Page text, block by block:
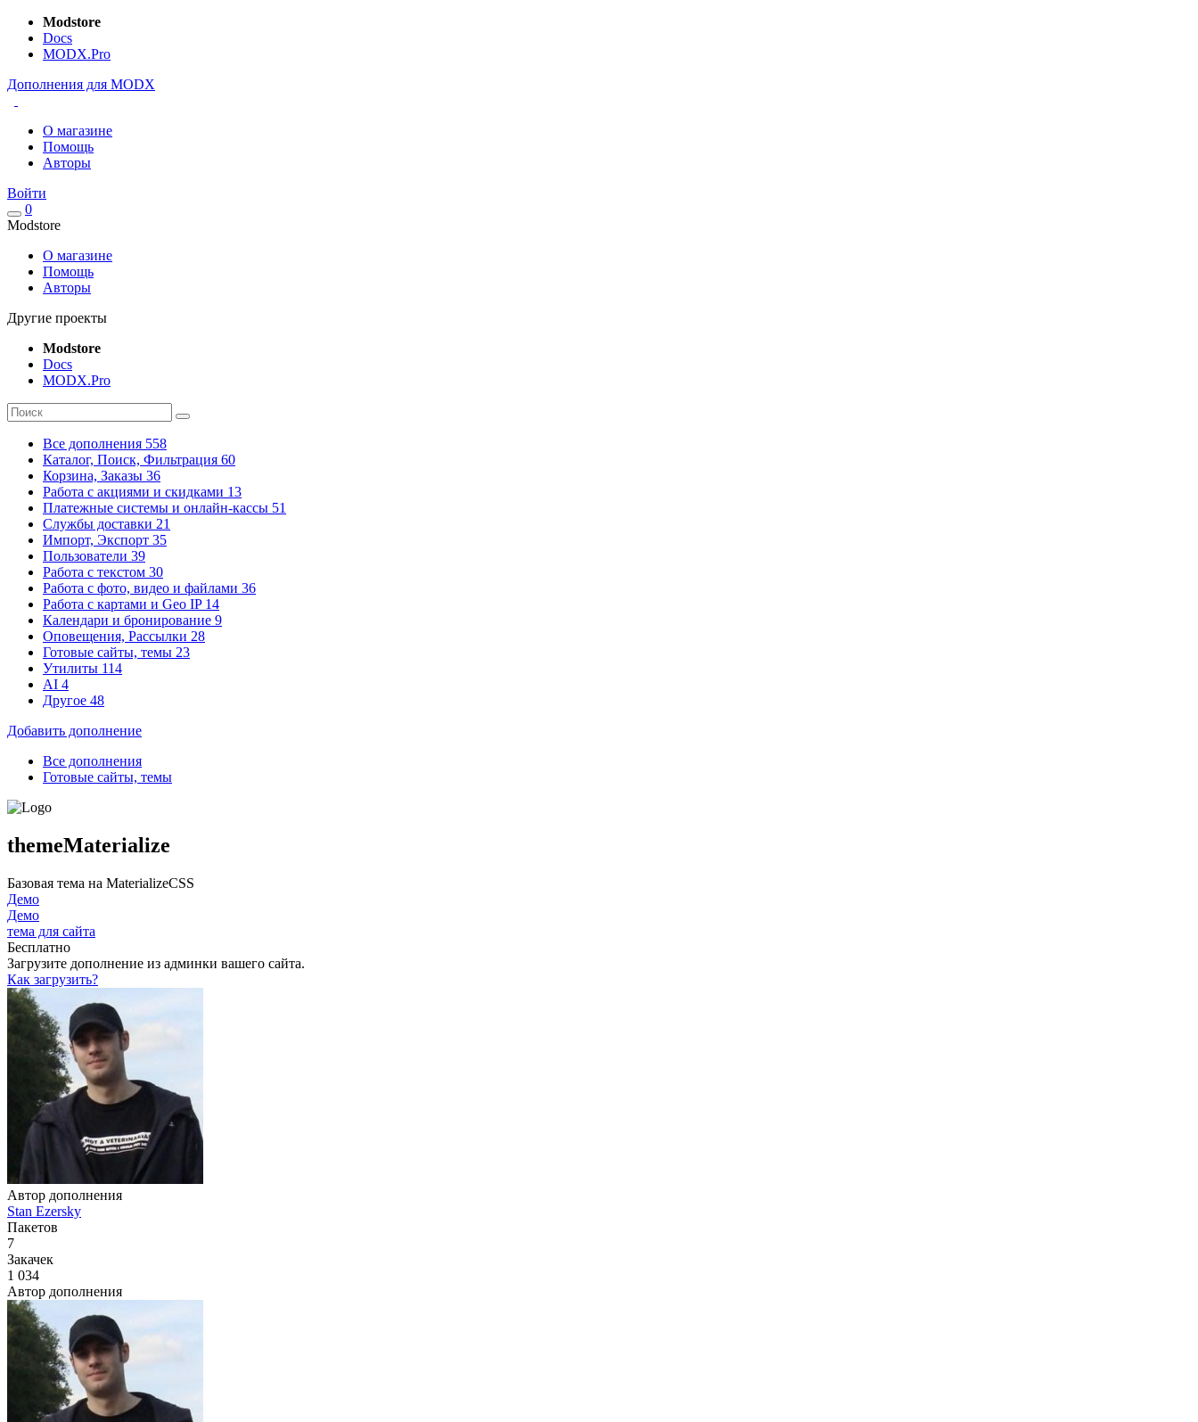
Modstore
Docs
MODX.Pro
Дополнения для MODX
О магазине
Помощь
Авторы
Войти
0
Modstore
О магазине
Помощь
Авторы
Другие проекты
Modstore
Docs
MODX.Pro
Все дополнения 558
Каталог, Поиск, Фильтрация 60
Корзина, Заказы 36
Работа с акциями и скидками 13
Платежные системы и онлайн-кассы 51
Службы доставки 21
Импорт, Экспорт 35
Пользователи 39
Работа с текстом 30
Работа с фото, видео и файлами 36
Работа с картами и Geo IP 14
Календари и бронирование 9
Оповещения, Рассылки 28
Готовые сайты, темы 23
Утилиты 114
AI 4
Другое 48
Добавить дополнение
Все дополнения
Готовые сайты, темы
themeMaterialize
Базовая тема на MaterializeCSS
Демо
Демо
тема для сайта
Бесплатно
Загрузите дополнение из админки вашего сайта.
Как загрузить?
Автор дополнения
Stan Ezersky
Пакетов
7
Закачек
1 034
Автор дополнения